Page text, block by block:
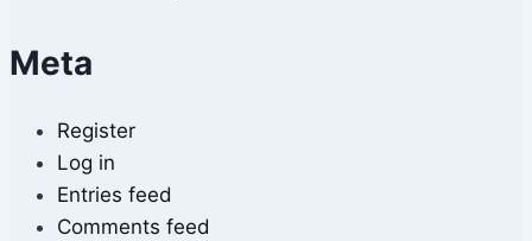
Meta
Register
Log in
Entries feed
Comments feed